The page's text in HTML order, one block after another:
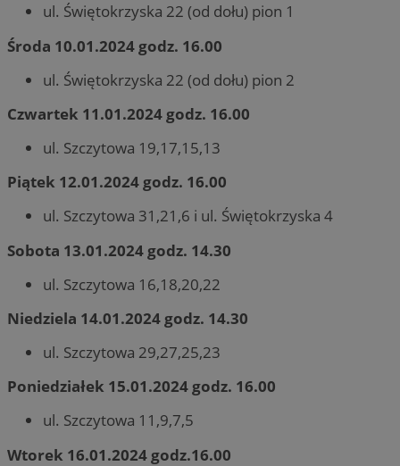
ul. Świętokrzyska 22 (od dołu) pion 1
Środa 10.01.2024 godz. 16.00
ul. Świętokrzyska 22 (od dołu) pion 2
Czwartek 11.01.2024 godz. 16.00
ul. Szczytowa 19,17,15,13
Piątek 12.01.2024 godz. 16.00
ul. Szczytowa 31,21,6 i ul. Świętokrzyska 4
Sobota 13.01.2024 godz. 14.30
ul. Szczytowa 16,18,20,22
Niedziela 14.01.2024 godz. 14.30
ul. Szczytowa 29,27,25,23
Poniedziałek 15.01.2024 godz. 16.00
ul. Szczytowa 11,9,7,5
Wtorek 16.01.2024 godz.16.00